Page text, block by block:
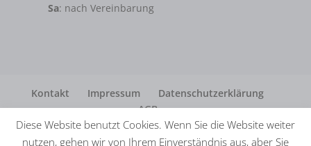
Sa: nach Vereinbarung
Kontakt Impressum
Datenschutzerklärung
AGB
Diese Website benutzt Cookies. Wenn Sie die Website weiter
nutzen, gehen wir von Ihrem Einverständnis aus, aber Sie